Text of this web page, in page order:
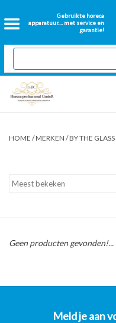
Gebruikte horeca
apparatuur.... met service en
garantie!
Home
2dehands Horeca
Nieuwe apparatuur
Onderdelen bakwanden
Over ons
HOME /MERKEN /BY THE GLASS
Geen producten gevonden!...
Meld je aan